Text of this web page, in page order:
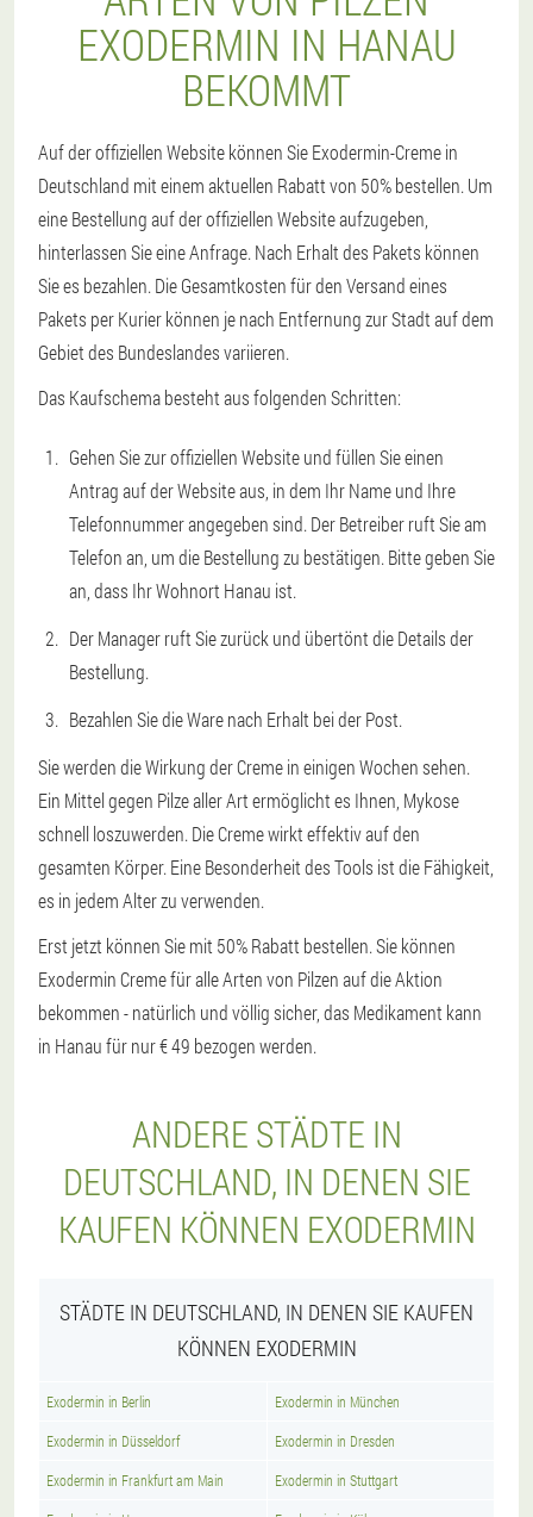
EXODERMIN IN HANAU
BEKOMMT
Auf der offiziellen Website können Sie Exodermin-Creme in
Deutschland mit einem aktuellen Rabatt von 50% bestellen. Um
eine Bestellung auf der offiziellen Website aufzugeben,
hinterlassen Sie eine Anfrage. Nach Erhalt des Pakets können
Sie es bezahlen. Die Gesamtkosten für den Versand eines
Pakets per Kurier können je nach Entfernung zur Stadt auf dem
Gebiet des Bundeslandes variieren.
Das Kaufschema besteht aus folgenden Schritten:
Gehen Sie zur offiziellen Website und füllen Sie einen
Antrag auf der Website aus, in dem Ihr Name und Ihre
Telefonnummer angegeben sind. Der Betreiber ruft Sie am
Telefon an, um die Bestellung zu bestätigen. Bitte geben Sie
an, dass Ihr Wohnort Hanau ist.
Der Manager ruft Sie zurück und übertönt die Details der
Bestellung.
Bezahlen Sie die Ware nach Erhalt bei der Post.
Sie werden die Wirkung der Creme in einigen Wochen sehen.
Ein Mittel gegen Pilze aller Art ermöglicht es Ihnen, Mykose
schnell loszuwerden. Die Creme wirkt effektiv auf den
gesamten Körper. Eine Besonderheit des Tools ist die Fähigkeit,
es in jedem Alter zu verwenden.
Erst jetzt können Sie mit 50% Rabatt bestellen. Sie können
Exodermin Creme für alle Arten von Pilzen auf die Aktion
bekommen - natürlich und völlig sicher, das Medikament kann
in Hanau für nur € 49 bezogen werden.
ANDERE STÄDTE IN
DEUTSCHLAND, IN DENEN SIE
KAUFEN KÖNNEN EXODERMIN
STÄDTE IN DEUTSCHLAND, IN DENEN SIE KAUFEN
KÖNNEN EXODERMIN
Exodermin in Berlin Exodermin in München
Exodermin in Düsseldorf Exodermin in Dresden
Exodermin in Frankfurt am Main Exodermin in Stuttgart